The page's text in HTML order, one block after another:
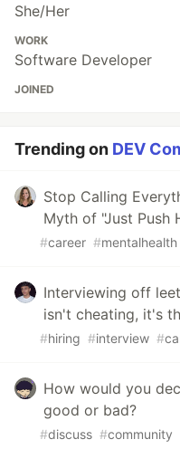
She/Her
WORK
Software Developer
JOINED
Trending on DEV
Stop Calling
Myth of "Just Push
#career #mentalhealth
Interviewing off
isn't cheating, it's
#hiring #interview #
How would you
good or bad?
#discuss #community